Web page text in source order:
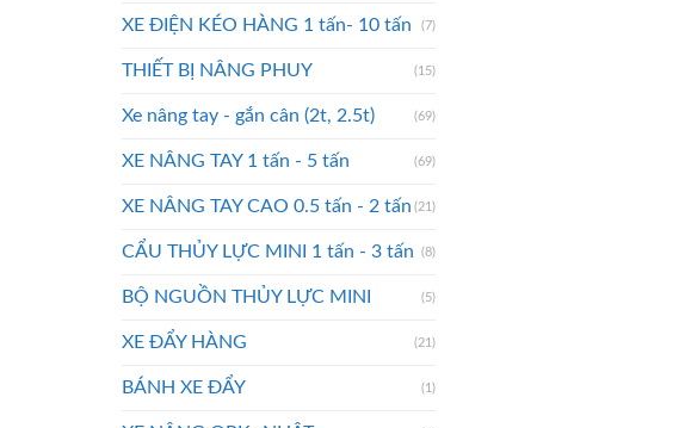
XE ĐIỆN KÉO HÀNG 1 tấn- 10 tấn (7)
THIẾT BỊ NÂNG PHUY (15)
Xe nâng tay - gắn cân (2t, 2.5t) (69)
XE NÂNG TAY 1 tấn - 5 tấn (69)
XE NÂNG TAY CAO 0.5 tấn - 2 tấn (21)
CẨU THỦY LỰC MINI 1 tấn - 3 tấn (8)
BỘ NGUỒN THỦY LỰC MINI (5)
XE ĐẨY HÀNG (21)
BÁNH XE ĐẨY (1)